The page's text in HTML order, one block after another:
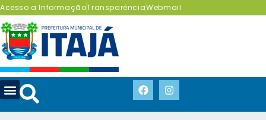
Acesso a InformaçãoTransparênciaWebmail